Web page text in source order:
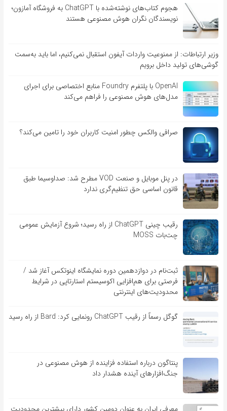
هجوم کتاب‌های نوشته‌شده با ChatGPT به فروشگاه آمازون؛
نویسندگان نگران هوش مصنوعی هستند
وزیر ارتباطات: از ممنوعیت واردات آیفون استقبال نمی‌کنیم، اما باید به‌سمت
گوشی‌های تولید داخل برویم
OpenAI با پلتفرم Foundry منابع اختصاصی برای اجرای
مدل‌های هوش مصنوعی را فراهم می‌کند
صرافی والکس چطور امنیت کاربران خود را تامین می‌کند؟
در پنل موبایل و صنعت VOD مطرح شد: صداوسیما طبق
قانون اساسی حق تنظیم‌گری ندارد
رقیب چینی ChatGPT از راه رسید؛ شروع آزمایش عمومی
چت‌بات MOSS
ثبت‌نام در دوازدهمین دوره نمایشگاه اینوتکس آغاز شد /
فرصتی برای هم‌افزایی اکوسیستم استارتاپی در شرایط
محدودیت‌های اینترنتی
گوگل رسماً از رقیب ChatGPT رونمایی کرد: Bard از راه رسید
پنتاگون درباره استفاده فزاینده از هوش مصنوعی در
جنگ‌افزارهای آینده هشدار داد